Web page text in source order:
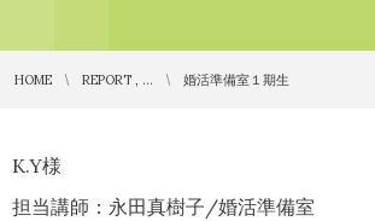
HOME REPORT , … 婚活準備室１期生
K.Y様
担当講師：永田真樹子/婚活準備室